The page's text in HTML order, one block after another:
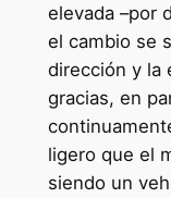
elevada –por
el cambio se
dirección y la
gracias, en
ligero que el
siendo un